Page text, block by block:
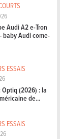
Audi A2 e-Tron
baby Audi come-
ESSAIS
(2026) : la
de...
ESSAIS